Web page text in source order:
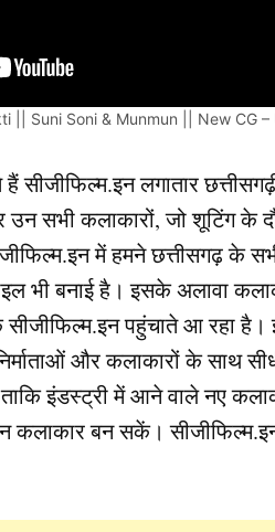
|| Suni Soni & Munmun || New CG
लगातार
सभी कलाकारों, जो शूटिंग के
में हमने छत्तीसगढ़ के
भी बनाई है। इसके अलावा
पहुंचाते आ रहा है।
और कलाकारों के साथ
इंडस्ट्री में आने वाले नए
कलाकार बन सकें।